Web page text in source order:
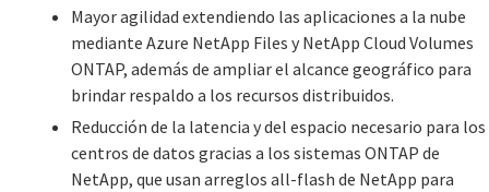
Mayor agilidad extendiendo las aplicaciones a la nube
mediante Azure NetApp Files y NetApp Cloud Volumes
ONTAP, además de ampliar el alcance geográfico para
brindar respaldo a los recursos distribuidos.
Reducción de la latencia y del espacio necesario para los
centros de datos gracias a los sistemas ONTAP de
NetApp, que usan arreglos all-flash de NetApp para